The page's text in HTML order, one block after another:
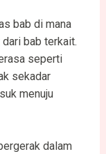
bab di mana
bab terkait.
seperti
sekadar
menuju
dalam